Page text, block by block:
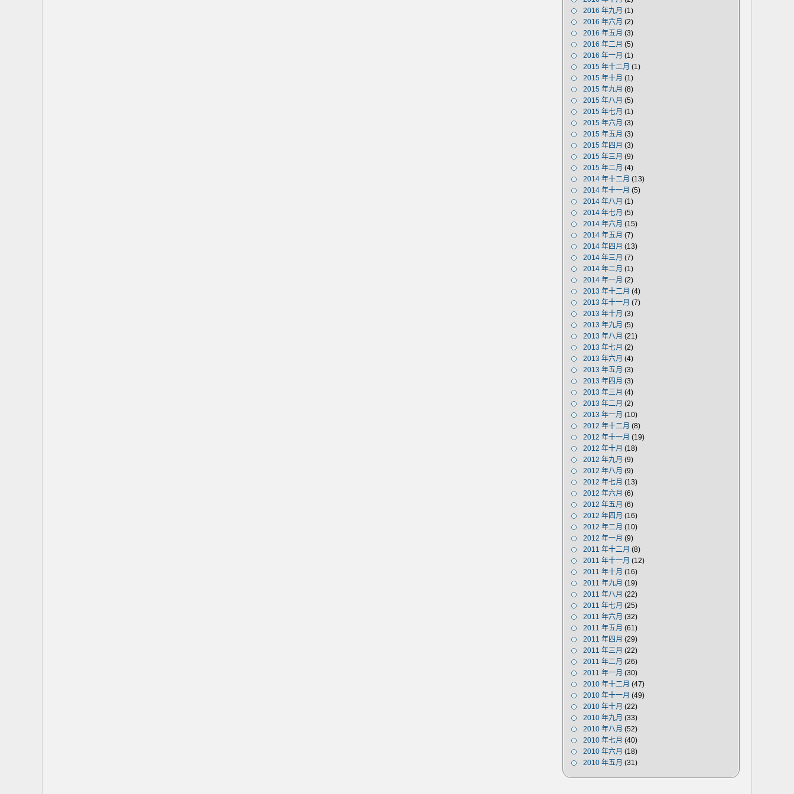
2016 年九月 (1)
2016 年六月 (2)
2016 年五月 (3)
2016 年二月 (5)
2016 年一月 (1)
2015 年十二月 (1)
2015 年十月 (1)
2015 年九月 (8)
2015 年八月 (5)
2015 年七月 (1)
2015 年六月 (3)
2015 年五月 (3)
2015 年四月 (3)
2015 年三月 (9)
2015 年二月 (4)
2014 年十二月 (13)
2014 年十一月 (5)
2014 年八月 (1)
2014 年七月 (5)
2014 年六月 (15)
2014 年五月 (7)
2014 年四月 (13)
2014 年三月 (7)
2014 年二月 (1)
2014 年一月 (2)
2013 年十二月 (4)
2013 年十一月 (7)
2013 年十月 (3)
2013 年九月 (5)
2013 年八月 (21)
2013 年七月 (2)
2013 年六月 (4)
2013 年五月 (3)
2013 年四月 (3)
2013 年三月 (4)
2013 年二月 (2)
2013 年一月 (10)
2012 年十二月 (8)
2012 年十一月 (19)
2012 年十月 (18)
2012 年九月 (9)
2012 年八月 (9)
2012 年七月 (13)
2012 年六月 (6)
2012 年五月 (6)
2012 年四月 (16)
2012 年二月 (10)
2012 年一月 (9)
2011 年十二月 (8)
2011 年十一月 (12)
2011 年十月 (16)
2011 年九月 (19)
2011 年八月 (22)
2011 年七月 (25)
2011 年六月 (32)
2011 年五月 (61)
2011 年四月 (29)
2011 年三月 (22)
2011 年二月 (26)
2011 年一月 (30)
2010 年十二月 (47)
2010 年十一月 (49)
2010 年十月 (22)
2010 年九月 (33)
2010 年八月 (52)
2010 年七月 (40)
2010 年六月 (18)
2010 年五月 (31)